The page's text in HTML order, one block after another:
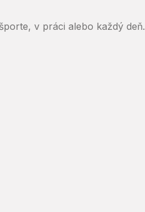
v práci alebo každý deň.